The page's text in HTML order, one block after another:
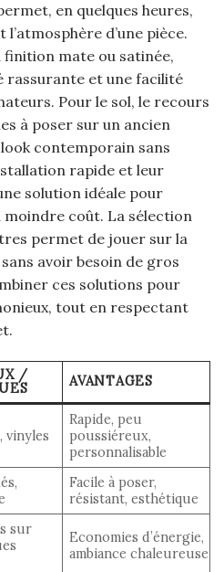
en quelques heures,
d’une pièce.
finition mate ou satinée,
rassurante et une facilité
Pour le sol, le recours
à poser sur un ancien
contemporain sans
rapide et leur
solution idéale pour
coût. La sélection
permet de jouer sur la
avoir besoin de gros
ces solutions pour
tout en respectant
/
AVANTAGES
vinyles
Rapide, peu
poussiéreux,
personnalisable
Facile à poser,
résistant, esthétique
sur
Economies d’énergie,
ambiance chaleureuse